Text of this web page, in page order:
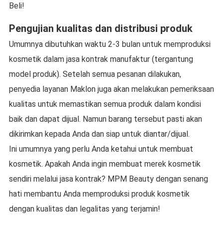
Beli!
Pengujian kualitas dan distribusi produk
Umumnya dibutuhkan waktu 2-3 bulan untuk memproduksi
kosmetik dalam jasa kontrak manufaktur (tergantung
model produk). Setelah semua pesanan dilakukan,
penyedia layanan Maklon juga akan melakukan pemeriksaan
kualitas untuk memastikan semua produk dalam kondisi
baik dan dapat dijual. Namun barang tersebut pasti akan
dikirimkan kepada Anda dan siap untuk diantar/dijual.
Ini umumnya yang perlu Anda ketahui untuk membuat
kosmetik. Apakah Anda ingin membuat merek kosmetik
sendiri melalui jasa kontrak? MPM Beauty dengan senang
hati membantu Anda memproduksi produk kosmetik
dengan kualitas dan legalitas yang terjamin!